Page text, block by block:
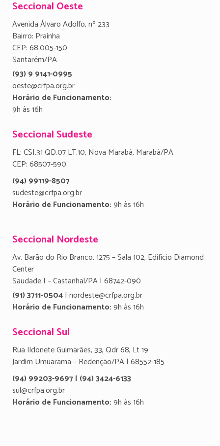
Seccional Oeste
Avenida Álvaro Adolfo, nº 233
Bairro: Prainha
CEP: 68.005-150
Santarém/PA
(93) 9 9141-0995
oeste@crfpa.org.br
Horário de Funcionamento:
9h às 16h
Seccional Sudeste
FL: CSI.31 QD.07 LT.10, Nova Marabá, Marabá/PA
CEP: 68507-590.
(94) 99119-8507
sudeste@crfpa.org.br
Horário de Funcionamento:9h às 16h
Seccional Nordeste
Av. Barão do Rio Branco, 1275 – Sala 102, Edifício Diamond
Center
Saudade I – Castanhal/PA | 68742-090
(91) 3711-0504| nordeste@crfpa.org.br
Horário de Funcionamento:9h às 16h
Seccional Sul
Rua Ildonete Guimarães, 33, Qdr 68, Lt 19
Jardim Umuarama – Redenção/PA | 68552-185
(94) 99203-9697 | (94) 3424-6133
sul@crfpa.org.br
Horário de Funcionamento:9h às 16h